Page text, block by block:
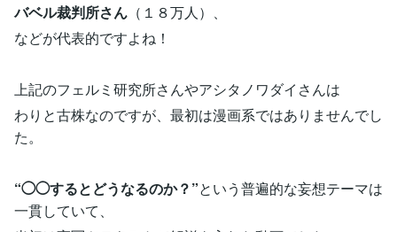
バベル裁判所さん （１８万人）、
などが代表的ですよね！
上記のフェルミ研究所さんやアシタノワダイさんは
わりと古株なのですが、最初は漫画系ではありませんでし
た。
“◯◯するとどうなるのか？”という普遍的な妄想テーマは
一貫していて、